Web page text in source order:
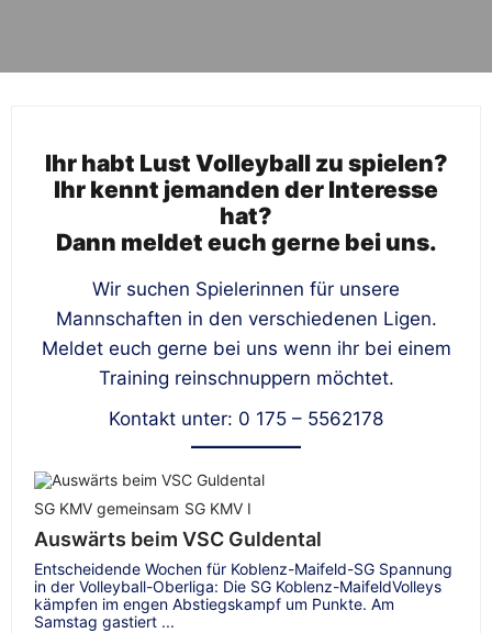
Ihr habt Lust Volleyball zu spielen?
Ihr kennt jemanden der Interesse
hat?
Dann meldet euch gerne bei uns.
Wir suchen Spielerinnen für unsere
Mannschaften in den verschiedenen Ligen.
Meldet euch gerne bei uns wenn ihr bei einem
Training reinschnuppern möchtet.
Kontakt unter: 0 175 – 5562178
SG KMV gemeinsam SG KMV I
Auswärts beim VSC Guldental
Entscheidende Wochen für Koblenz-Maifeld-SG Spannung
in der Volleyball-Oberliga: Die SG Koblenz-MaifeldVolleys
kämpfen im engen Abstiegskampf um Punkte. Am
Samstag gastiert ...